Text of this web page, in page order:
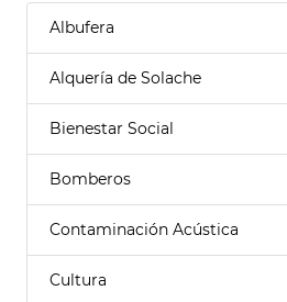
Albufera
Alquería de Solache
Bienestar Social
Bomberos
Contaminación Acústica
Cultura